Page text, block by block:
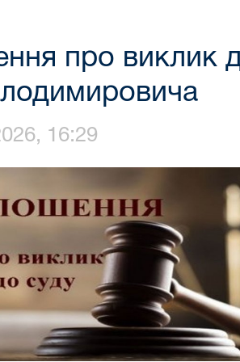
про виклик
16:29